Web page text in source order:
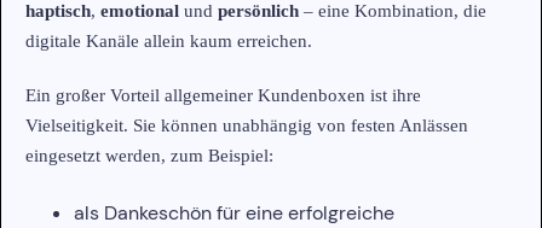
haptisch, emotional und persönlich – eine Kombination, die
digitale Kanäle allein kaum erreichen.
Ein großer Vorteil allgemeiner Kundenboxen ist ihre
Vielseitigkeit. Sie können unabhängig von festen Anlässen
eingesetzt werden, zum Beispiel:
als Dankeschön für eine erfolgreiche